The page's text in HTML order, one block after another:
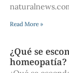
Read More »
¿Qué se
homeopatía?